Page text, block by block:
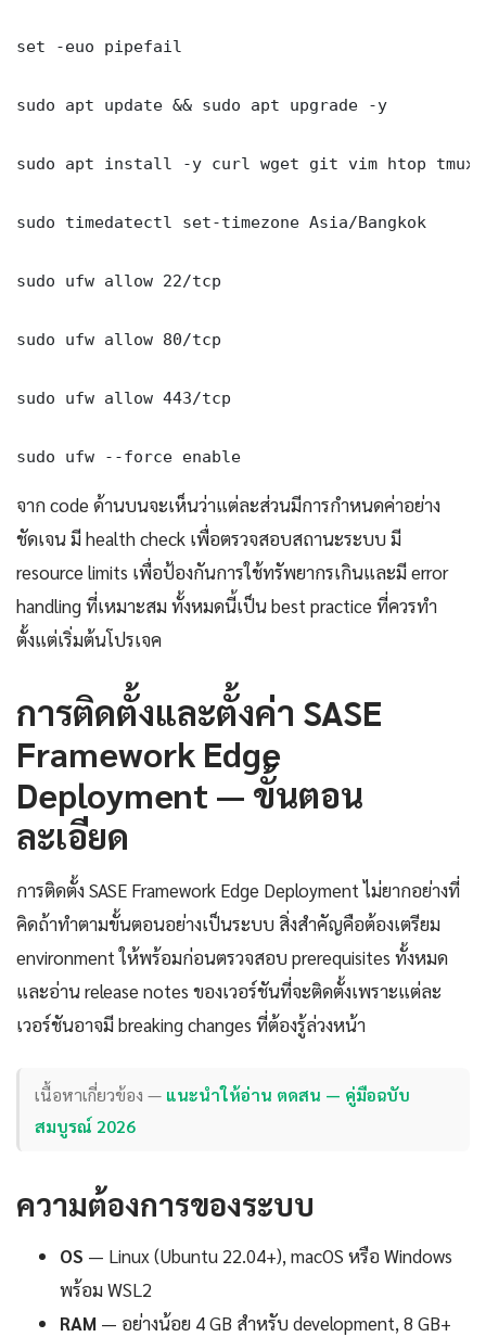
set -euo pipefail
sudo apt update && sudo apt upgrade -y
sudo apt install -y curl wget git vim htop tmux
sudo timedatectl set-timezone Asia/Bangkok
sudo ufw allow 22/tcp
sudo ufw allow 80/tcp
sudo ufw allow 443/tcp
sudo ufw --force enable
จาก code ด้านบนจะเห็นว่าแต่ละส่วนมีการกำหนดค่าอย่าง
ชัดเจน มี health check เพื่อตรวจสอบสถานะระบบ มี
resource limits เพื่อป้องกันการใช้ทรัพยากรเกินและมี error
handling ที่เหมาะสม ทั้งหมดนี้เป็น best practice ที่ควรทำ
ตั้งแต่เริ่มต้นโปรเจค
การติดตั้งและตั้งค่า SASE
Framework Edge
Deployment — ขั้นตอน
ละเอียด
การติดตั้ง SASE Framework Edge Deployment ไม่ยากอย่างที่
คิดถ้าทำตามขั้นตอนอย่างเป็นระบบ สิ่งสำคัญคือต้องเตรียม
environment ให้พร้อมก่อนตรวจสอบ prerequisites ทั้งหมด
และอ่าน release notes ของเวอร์ชันที่จะติดตั้งเพราะแต่ละ
เวอร์ชันอาจมี breaking changes ที่ต้องรู้ล่วงหน้า
เนื้อหาเกี่ยวข้อง — แนะนำให้อ่าน ตดสน — คู่มือฉบับ
สมบูรณ์ 2026
ความต้องการของระบบ
OS — Linux (Ubuntu 22.04+), macOS หรือ Windows
พร้อม WSL2
RAM — อย่างน้อย 4 GB สำหรับ development, 8 GB+